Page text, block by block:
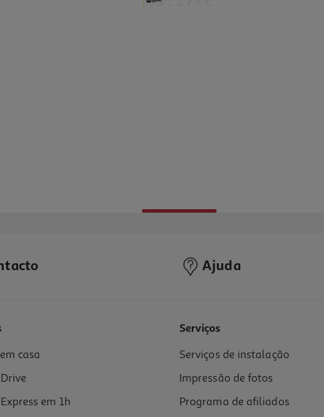
Ajuda
casa
em 1h
Serviços
Serviços de instalação
Impressão de fotos
Programa de afiliados